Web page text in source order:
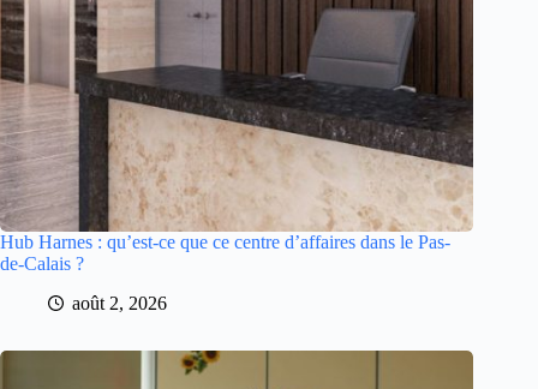
Hub Harnes : qu’est-ce que ce centre d’affaires dans le Pas-
de-Calais ?
août 2, 2026